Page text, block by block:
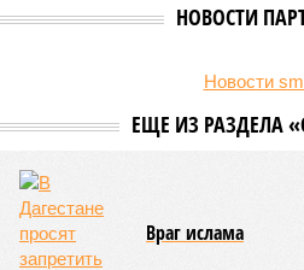
НОВОСТИ
Новости
ЕЩЕ ИЗ РАЗДЕЛА
Враг ислама